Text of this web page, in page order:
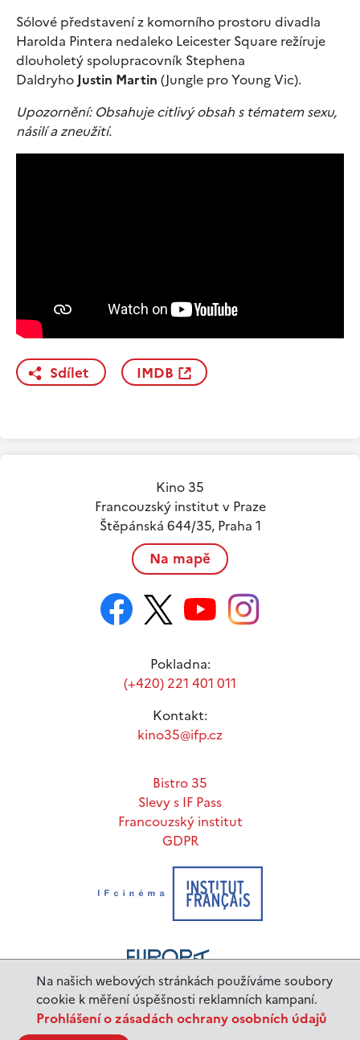
Na našich webových stránkách používáme soubory
cookie k měření úspěšnosti reklamních kampaní.
Prohlášení o zásadách ochrany osobních údajů
Sólové představení z komorního prostoru divadla
Harolda Pintera nedaleko Leicester Square režíruje
dlouholetý spolupracovník Stephena
Daldryho Justin Martin (Jungle pro Young Vic).
Upozornění: Obsahuje citlivý obsah s tématem sexu,
násilí a zneužití.
Sdílet IMDB
Kino 35
Francouzský institut v Praze
Štěpánská 644/35, Praha 1
Na mapě
Pokladna:
(+420) 221 401 011
Kontakt:
kino35@ifp.cz
Bistro 35
Slevy s IF Pass
Francouzský institut
GDPR